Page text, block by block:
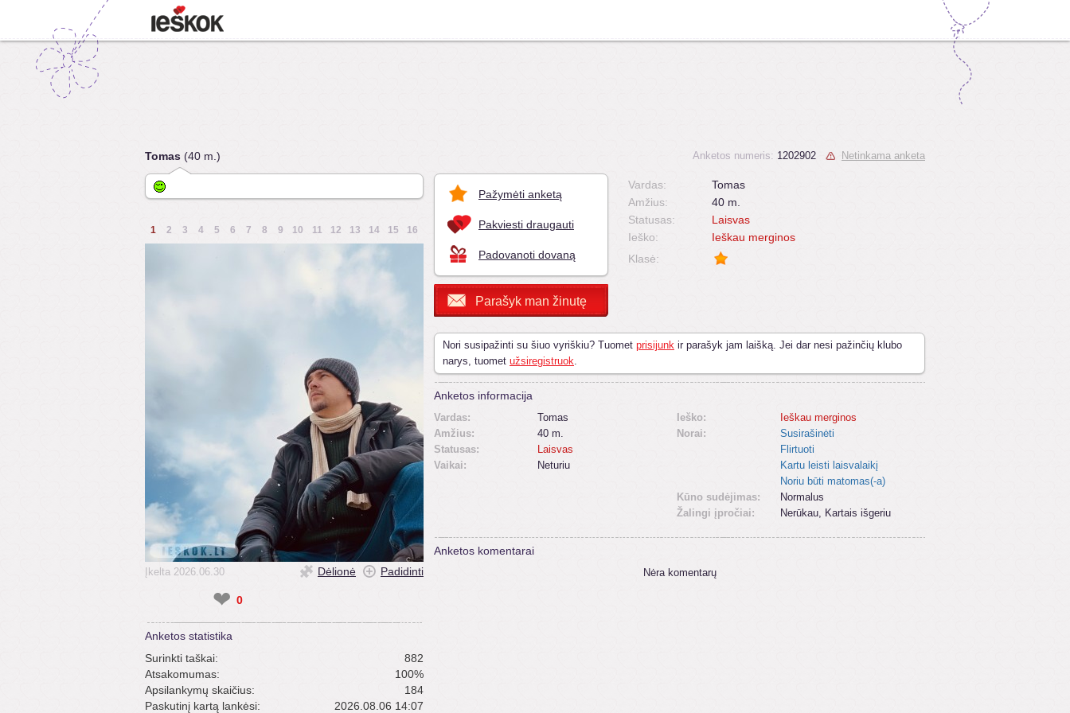
Tomas (40 m.)
1 2 3 4 5 6 7 8 9 10 11 12 13 14 15 16
Įkelta 2026.06.30 Dėlionė Padidinti
❤ 0
Anketos statistika
Surinkti taškai:
882
Atsakomumas:
100%
Apsilankymų skaičius:
184
Paskutinį kartą lankėsi:
2026.08.06 14:07
Pažymėti anketą
Pakviesti draugauti
Padovanoti dovaną
Parašyk man žinutę
Anketos numeris: 1202902 Netinkama anketa
Vardas:
Tomas
Amžius:
40 m.
Statusas:
Laisvas
Ieško:
Ieškau merginos
Klasė:
Nori susipažinti su šiuo vyriškiu? Tuomet prisijunk ir parašyk jam laišką. Jei dar nesi pažinčių klubo
narys, tuomet užsiregistruok.
Anketos informacija
Vardas:
Tomas
Amžius:
40 m.
Statusas:
Laisvas
Vaikai:
Neturiu
Ieško:
Ieškau merginos
Norai:
Susirašinėti
Flirtuoti
Kartu leisti laisvalaikį
Noriu būti matomas(-a)
Kūno sudėjimas:
Normalus
Žalingi įpročiai:
Nerūkau, Kartais išgeriu
Anketos komentarai
Nėra komentarų